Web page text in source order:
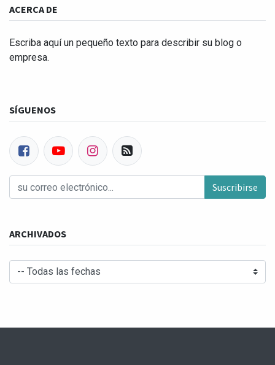
ACERCA DE
Escriba aquí un pequeño texto para describir su blog o
empresa.
SÍGUENOS
Suscribirse
ARCHIVADOS